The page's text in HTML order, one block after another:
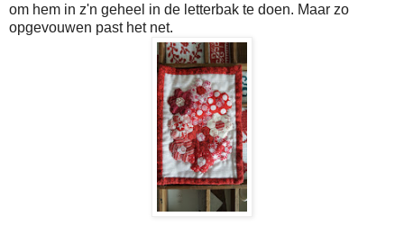
om hem in z'n geheel in de letterbak te doen. Maar zo
opgevouwen past het net.